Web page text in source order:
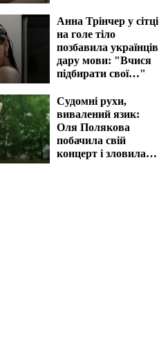
Анна Трінчер у сітці
на голе тіло
позбавила українців
дару мови: "Вчися
підбирати свої…"
Судомні рухи,
вивалений язик:
Оля Полякова
побачила свій
концерт і зловила